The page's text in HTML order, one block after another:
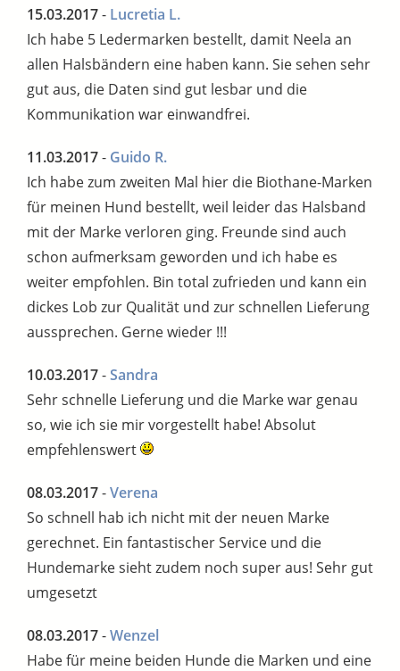
15.03.2017- Lucretia L.
Ich habe 5 Ledermarken bestellt, damit Neela an
allen Halsbändern eine haben kann. Sie sehen sehr
gut aus, die Daten sind gut lesbar und die
Kommunikation war einwandfrei.
11.03.2017- Guido R.
Ich habe zum zweiten Mal hier die Biothane-Marken
für meinen Hund bestellt, weil leider das Halsband
mit der Marke verloren ging. Freunde sind auch
schon aufmerksam geworden und ich habe es
weiter empfohlen. Bin total zufrieden und kann ein
dickes Lob zur Qualität und zur schnellen Lieferung
aussprechen. Gerne wieder !!!
10.03.2017-Sandra
Sehr schnelle Lieferung und die Marke war genau
so, wie ich sie mir vorgestellt habe! Absolut
empfehlenswert
08.03.2017-Verena
So schnell hab ich nicht mit der neuen Marke
gerechnet. Ein fantastischer Service und die
Hundemarke sieht zudem noch super aus! Sehr gut
umgesetzt
08.03.2017-Wenzel
Habe für meine beiden Hunde die Marken und eine